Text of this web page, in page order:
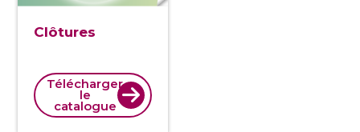
Clôtures
Télécharger
le
catalogue